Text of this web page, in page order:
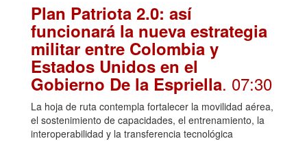
Plan Patriota 2.0: así
funcionará la nueva estrategia
militar entre Colombia y
Estados Unidos en el
Gobierno De la Espriella. 07:30
La hoja de ruta contempla fortalecer la movilidad aérea,
el sostenimiento de capacidades, el entrenamiento, la
interoperabilidad y la transferencia tecnológica